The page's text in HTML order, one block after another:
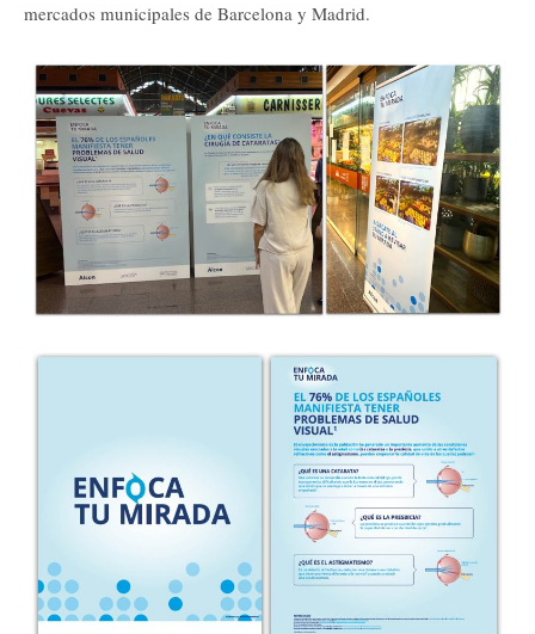
mercados municipales de Barcelona y Madrid.